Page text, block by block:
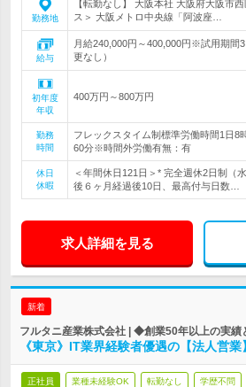
勤務地
【転勤なし】 大阪本社 大阪府大阪市
ス＞ 大阪メトロ中央線「阿波座…
給与
月給240,000円～400,000円※試用期間
更なし）
初年度
年収
400万円～800万円
勤務
時間
フレックスタイム制標準労働時間1日
60分※時間外労働有無：有
休日
休暇
＜年間休日121日＞* 完全週休2日制（
後６ヶ月経過後10日、最高付与日数…
求人詳細を見る
新着
フルタニ産業株式会社 | ◆創業50年以上の実
《東京》IT業界経験者優遇の【法人営
正社員 業種未経験OK 転勤なし 学歴不問